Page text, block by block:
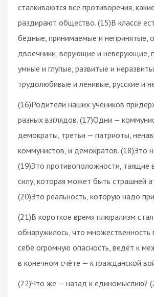
сталкиваются все противоречия,
раздирают общество. (15)В классе
бедные, принимаемые и непринятые,
двоечники, верующие и неверующие,
умные и глупые, развитые и
трудолюбивые и ленивые, русские и
(16)Родители наших учеников
разных взглядов. (17)Одни —
демократы, третьи — патриоты,
коммунистов, и демократов. (18)Это
(19)Это противоположности, таящие
силу, которая может быть страшней
(20)Это реальность, которую надо
(21)В короткое время плюрализм
обнаружилось, что множественность
себе огромную опасность, ведёт к
в конечном счёте — к гражданской
(22)Что же — назад к единомыслию?